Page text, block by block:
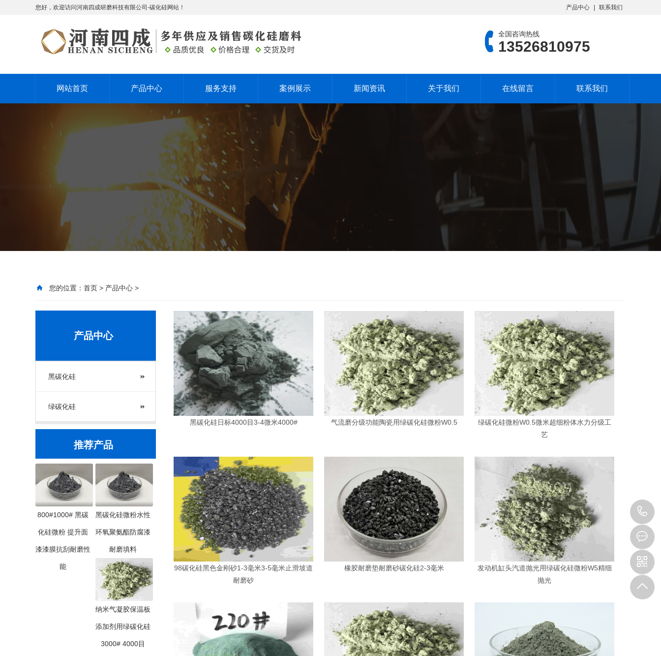
您好，欢迎访问河南四成研磨科技有限公司-碳化硅网站！ 产品中心 联系我们
全国咨询热线
13526810975
网站首页 产品中心 服务支持 案例展示 新闻资讯 关于我们 在线留言 联系我们
您的位置： 首页 > 产品中心 >
产品中心
黑碳化硅
绿碳化硅
推荐产品
800#1000# 黑碳
化硅微粉 提升面
漆漆膜抗刮耐磨性
能
黑碳化硅微粉水性
环氧聚氨酯防腐漆
耐磨填料
纳米气凝胶保温板
添加剂用绿碳化硅
3000# 4000目
黑碳化硅日标4000目3-4微米4000# 气流磨分级功能陶瓷用绿碳化硅微粉W0.5
绿碳化硅微粉W0.5微米超细粉体水力分级工
艺
98碳化硅黑色金刚砂1-3毫米3-5毫米止滑坡道
耐磨砂
橡胶耐磨垫耐磨砂碳化硅2-3毫米
发动机缸头汽道抛光用绿碳化硅微粉W5精细
抛光